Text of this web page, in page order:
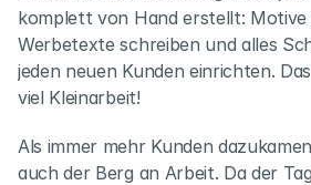
komplett von Hand erstellt:
Werbetexte schreiben und alles
jeden neuen Kunden einrichten.
viel Kleinarbeit!
Als immer mehr Kunden
auch der Berg an Arbeit. Da der